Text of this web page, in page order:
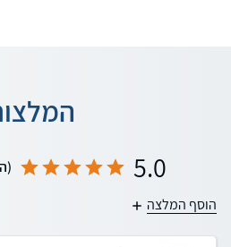
הוסף המלצה
5.0